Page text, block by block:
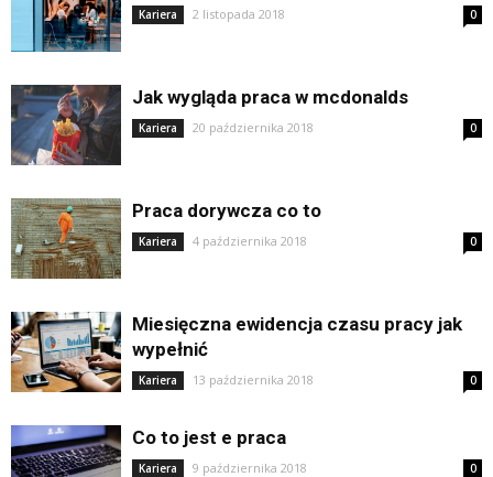
Kariera 2 listopada 2018 0
Jak wygląda praca w mcdonalds
Kariera 20 października 2018 0
Praca dorywcza co to
Kariera 4 października 2018 0
Miesięczna ewidencja czasu pracy jak
wypełnić
Kariera 13 października 2018 0
Co to jest e praca
Kariera 9 października 2018 0